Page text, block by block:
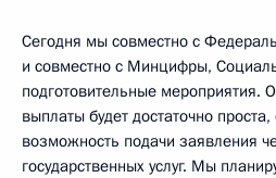
Сегодня мы совместно с
и совместно с Минцифры,
подготовительные мероприятия.
выплаты будет достаточно
возможность подачи заявления
государственных услуг. Мы